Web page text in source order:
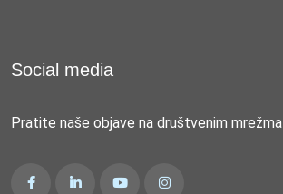
Social media
Pratite naše objave na društvenim mrežma